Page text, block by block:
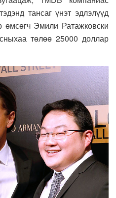
тансаг үнэт эдлэлүүд
өмсөгч Эмили Ратажковски
төлөө 25000 доллар